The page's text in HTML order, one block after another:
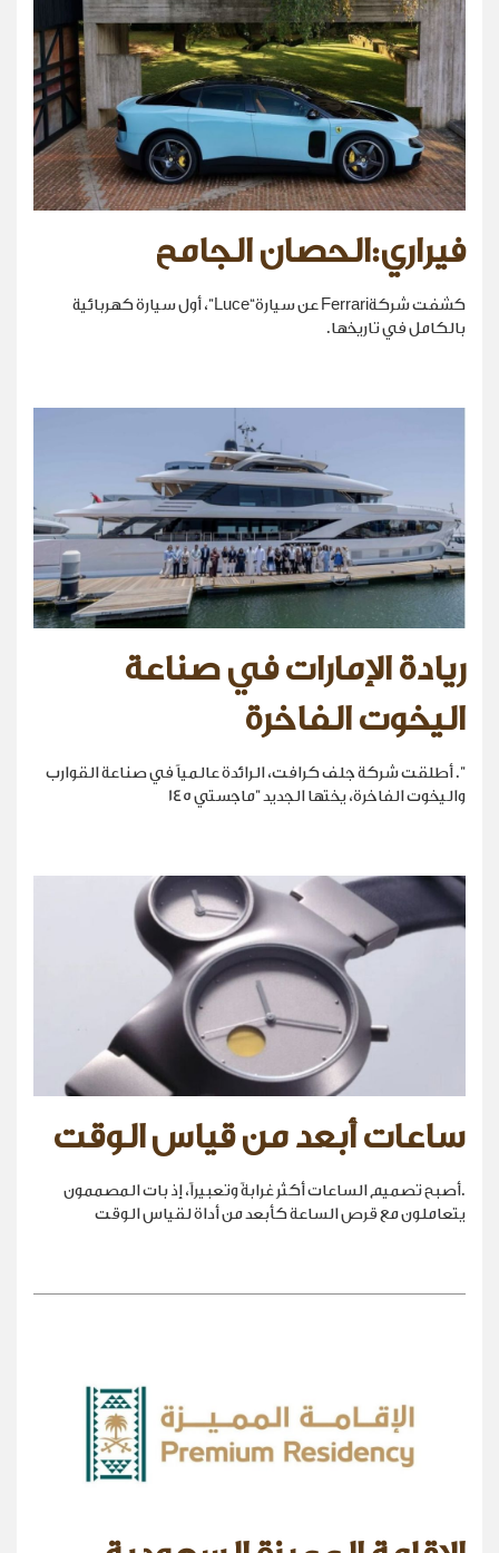
فيراري:الحصان الجامح
كشفت شركةFerrari عن سيارة“Luce”، أول سيارة كهربائية
بالكامل في تاريخها.
ريادة الإمارات في صناعة
اليخوت الفاخرة
". أطلقت شركة جلف كرافت، الرائدة عالمياً في صناعة القوارب
واليخوت الفاخرة، يختها الجديد "ماجستي 145
ساعات أبعد من قياس الوقت
.أصبح تصميم الساعات أكثر غرابةً وتعبيراً، إذ بات المصممون
يتعاملون مع قرص الساعة كأبعد من أداة لقياس الوقت